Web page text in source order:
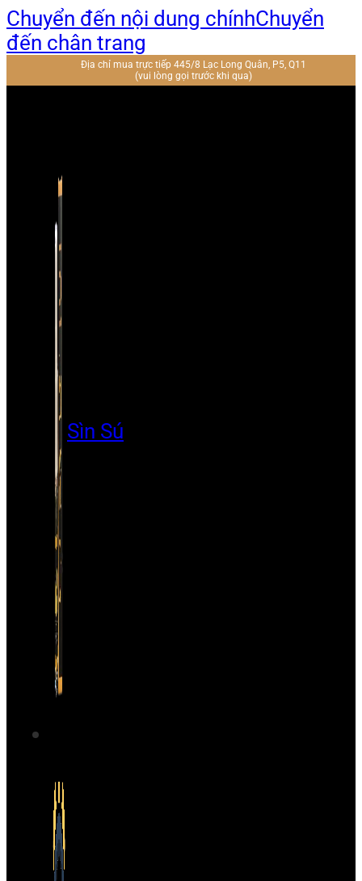
Chuyển đến nội dung chínhChuyển
đến chân trang
Địa chỉ mua trực tiếp 445/8 Lạc Long Quân, P5, Q11
(vui lòng gọi trước khi qua)
Sìn Sú